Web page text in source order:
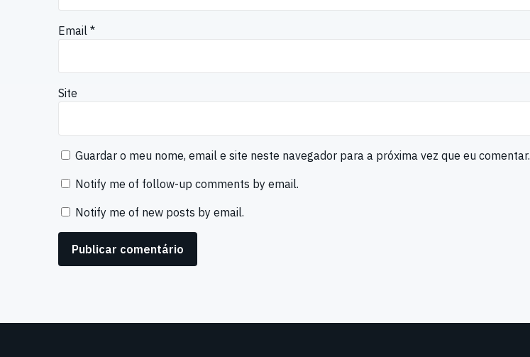
Email *
Site
Guardar o meu nome, email e site neste navegador para a próxima vez que eu comentar.
Notify me of follow-up comments by email.
Notify me of new posts by email.